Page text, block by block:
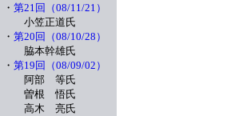
・ 第21回（08/11/21）
小笠正道氏
・ 第20回（08/10/28）
脇本幹雄氏
・ 第19回（08/09/02）
阿部 等氏
曽根 悟氏
高木 亮氏